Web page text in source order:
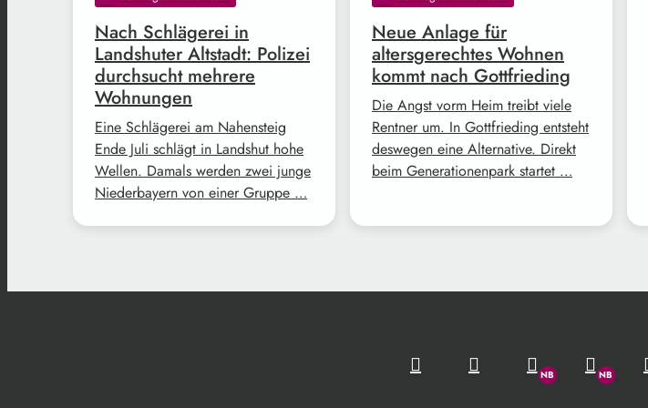
Nach Schlägerei in
Landshuter Altstadt: Polizei
durchsucht mehrere
Wohnungen
Eine Schlägerei am Nahensteig
Ende Juli schlägt in Landshut hohe
Wellen. Damals werden zwei junge
Niederbayern von einer Gruppe …
Neue Anlage für
altersgerechtes Wohnen
kommt nach Gottfrieding
Die Angst vorm Heim treibt viele
Rentner um. In Gottfrieding entsteht
deswegen eine Alternative. Direkt
beim Generationenpark startet …